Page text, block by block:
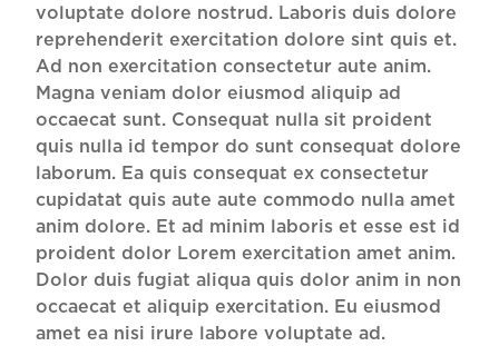
voluptate dolore nostrud. Laboris duis dolore
reprehenderit exercitation dolore sint quis et.
Ad non exercitation consectetur aute anim.
Magna veniam dolor eiusmod aliquip ad
occaecat sunt. Consequat nulla sit proident
quis nulla id tempor do sunt consequat dolore
laborum. Ea quis consequat ex consectetur
cupidatat quis aute aute commodo nulla amet
anim dolore. Et ad minim laboris et esse est id
proident dolor Lorem exercitation amet anim.
Dolor duis fugiat aliqua quis dolor anim in non
occaecat et aliquip exercitation. Eu eiusmod
amet ea nisi irure labore voluptate ad.